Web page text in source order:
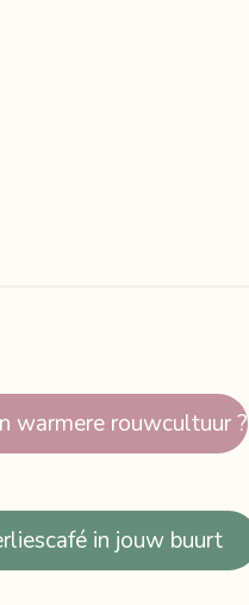
warmere rouwcultuur ?
in jouw buurt